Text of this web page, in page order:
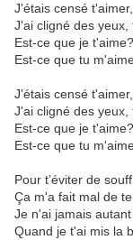
J'étais censé
J'ai cligné des
Est-ce que je
Est-ce que tu
J'étais censé
J'ai cligné des
Est-ce que je
Est-ce que tu
Pour t’éviter de
Ça m'a fait mal de
Je n'ai jamais
Quand je t'ai mis la